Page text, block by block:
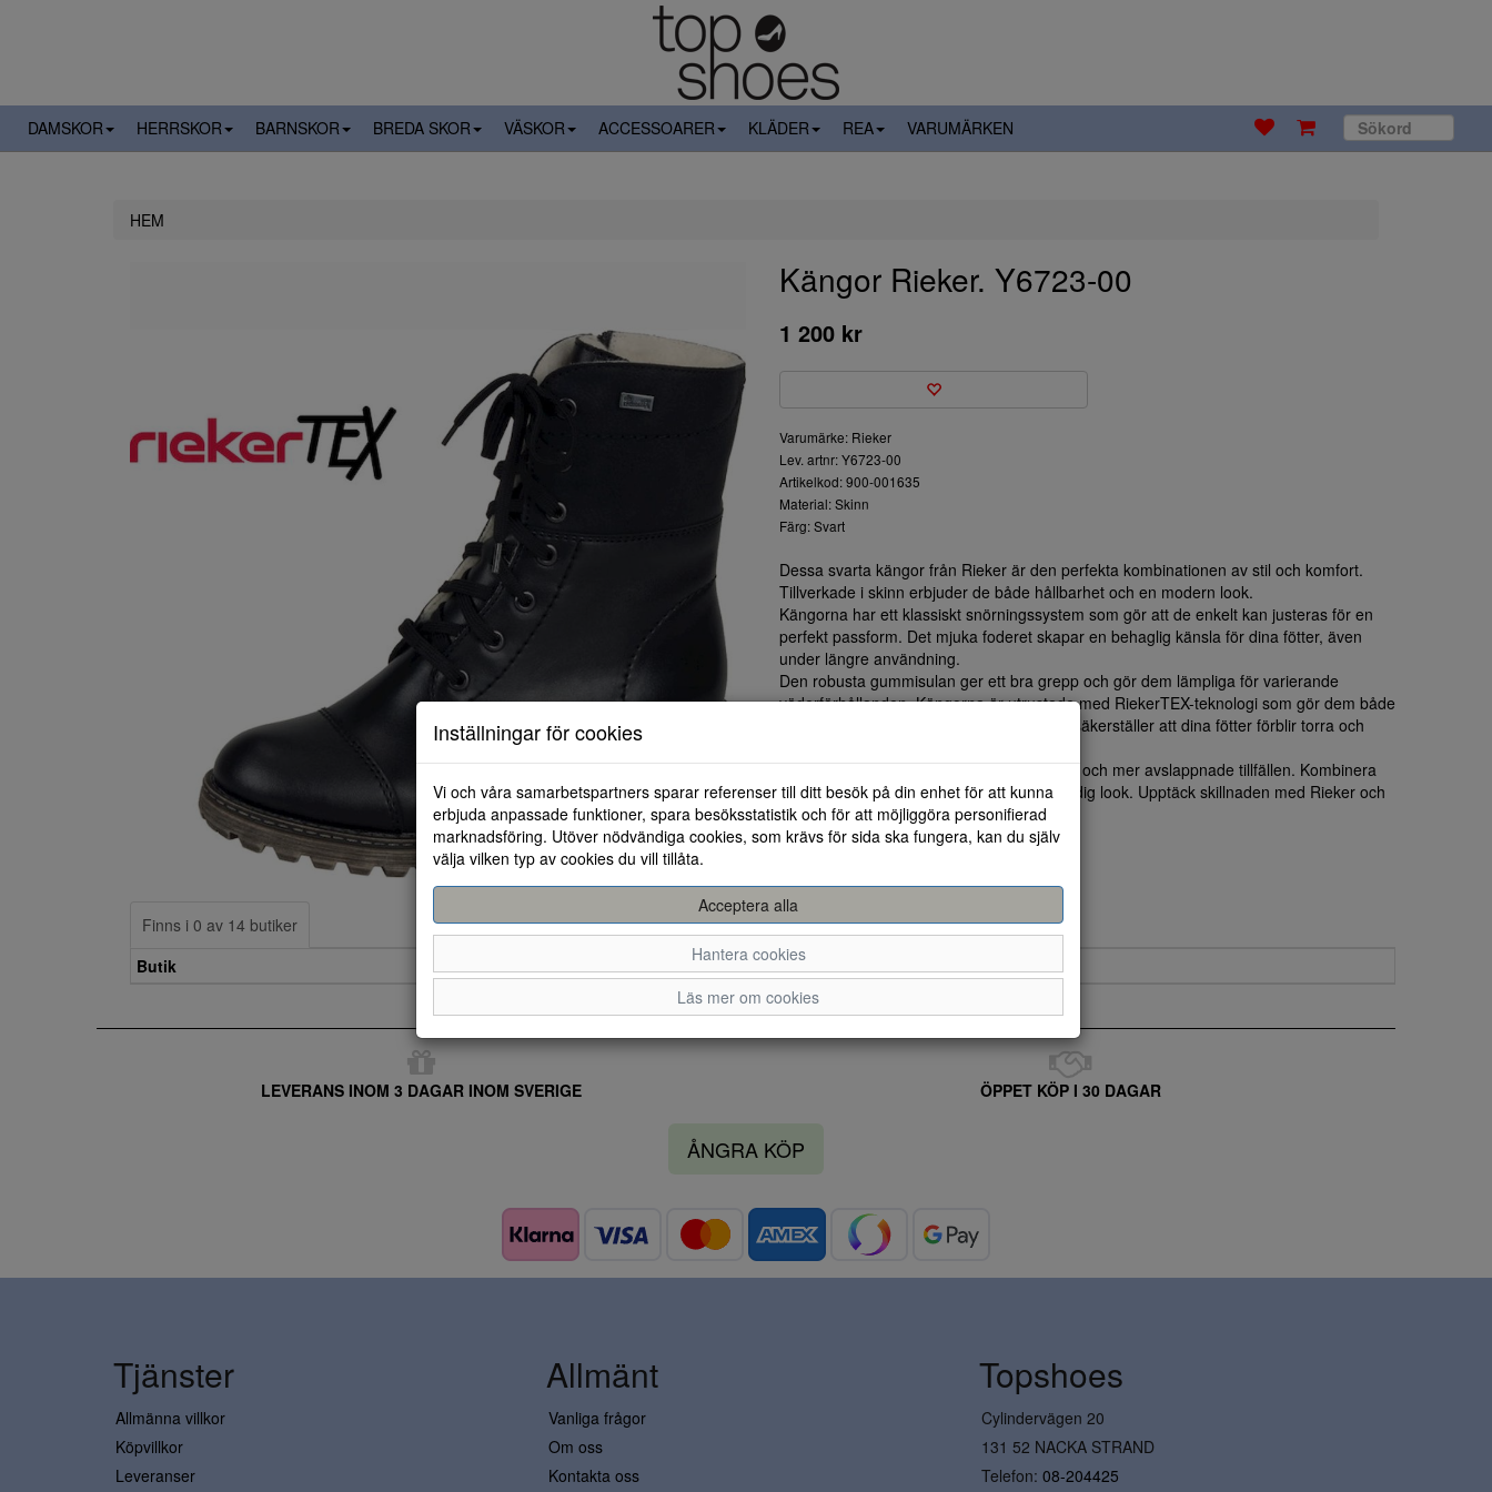
DAMSKOR HERRSKOR BARNSKOR BREDA SKOR VÄSKOR ACCESSOARER KLÄDER REA VARUMÄRKEN
HEM
Kängor Rieker. Y6723-00
1 200 kr
Varumärke: Rieker
Lev. artnr: Y6723-00
Artikelkod: 900-001635
Material: Skinn
Färg: Svart
Dessa svarta kängor från Rieker är den perfekta kombinationen av stil och komfort.
Tillverkade i skinn erbjuder de både hållbarhet och en modern look.
Kängorna har ett klassiskt snörningssystem som gör att de enkelt kan justeras för en
perfekt passform. Det mjuka foderet skapar en behaglig känsla för dina fötter, även
under längre användning.
Den robusta gummisulan ger ett bra grepp och gör dem lämpliga för varierande
väderförhållanden. Kängorna är utrustade med RiekerTEX-teknologi som gör dem både
vattenavvisande och andningsbara, vilket säkerställer att dina fötter förblir torra och
Dessa kängor är idealiska för både vardag och mer avslappnade tillfällen. Kombinera
dem enkelt med jeans eller kjol för en trendig look. Upptäck skillnaden med Rieker och
ge dina fötter det de förtjänar.
Finns i 0 av 14 butiker
Butik
LEVERANS INOM 3 DAGAR INOM SVERIGE ÖPPET KÖP I 30 DAGAR
ÅNGRA KÖP
Inställningar för cookies
Vi och våra samarbetspartners sparar referenser till ditt besök på din enhet för att kunna
erbjuda anpassade funktioner, spara besöksstatistik och för att möjliggöra personifierad
marknadsföring. Utöver nödvändiga cookies, som krävs för sida ska fungera, kan du själv
välja vilken typ av cookies du vill tillåta.
Acceptera alla
Hantera cookies
Läs mer om cookies
Tjänster
Allmänna villkor
Köpvillkor
Leveranser
Allmänt
Vanliga frågor
Om oss
Kontakta oss
Topshoes
Cylindervägen 20
131 52 NACKA STRAND
Telefon: 08-204425